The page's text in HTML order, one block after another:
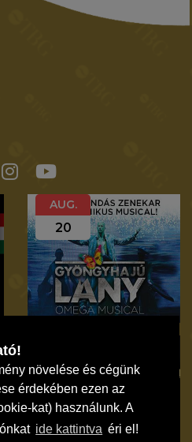
növelése és cégünk
érdekében ezen az
kat) használunk. A
ide kattintva éri el!
AUG.
20
19